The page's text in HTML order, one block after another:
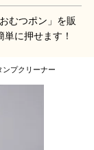
むつポン」を販
に押せます！
プクリーナー